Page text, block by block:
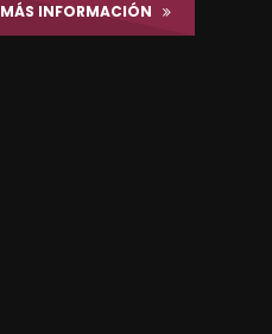
MÁS INFORMACIÓN